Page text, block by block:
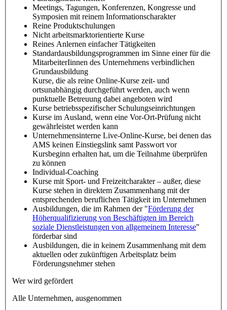
Meetings, Tagungen, Konferenzen, Kongresse und
Symposien mit reinem Informationscharakter
Reine Produktschulungen
Nicht arbeitsmarktorientierte Kurse
Reines Anlernen einfacher Tätigkeiten
Standardausbildungsprogrammen im Sinne einer für die
MitarbeiterIinnen des Unternehmens verbindlichen
Grundausbildung
Kurse, die als reine Online-Kurse zeit- und
ortsunabhängig durchgeführt werden, auch wenn
punktuelle Betreuung dabei angeboten wird
Kurse betriebsspezifischer Schulungseinrichtungen
Kurse im Ausland, wenn eine Vor-Ort-Prüfung nicht
gewährleistet werden kann
Unternehmensinterne Live-Online-Kurse, bei denen das
AMS keinen Einstiegslink samt Passwort vor
Kursbeginn erhalten hat, um die Teilnahme überprüfen
zu können
Individual-Coaching
Kurse mit Sport- und Freizeitcharakter – außer, diese
Kurse stehen in direktem Zusammenhang mit der
entsprechenden beruflichen Tätigkeit im Unternehmen
Ausbildungen, die im Rahmen der "Förderung der
Höherqualifizierung von Beschäftigten im Bereich
soziale Dienstleistungen von allgemeinem Interesse"
förderbar sind
Ausbildungen, die in keinem Zusammenhang mit dem
aktuellen oder zukünftigen Arbeitsplatz beim
Förderungsnehmer stehen
Wer wird gefördert
Alle Unternehmen, ausgenommen